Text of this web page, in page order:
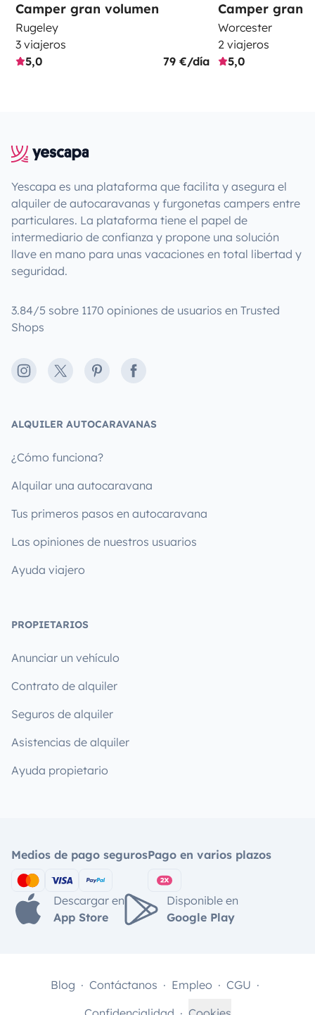
Camper gran volumen
Rugeley
3 viajeros
5,0
79 €/día
Camper gran
Worcester
2 viajeros
5,0
Yescapa es una plataforma que facilita y asegura el
alquiler de autocaravanas y furgonetas campers entre
particulares. La plataforma tiene el papel de
intermediario de confianza y propone una solución
llave en mano para unas vacaciones en total libertad y
seguridad.
3.84/5 sobre 1170 opiniones de usuarios en Trusted
Shops
Instagram
X PinterestFacebook
ALQUILER AUTOCARAVANAS
¿Cómo funciona?
Alquilar una autocaravana
Tus primeros pasos en autocaravana
Las opiniones de nuestros usuarios
Ayuda viajero
PROPIETARIOS
Anunciar un vehículo
Contrato de alquiler
Seguros de alquiler
Asistencias de alquiler
Ayuda propietario
Medios de pago segurosPago en varios plazos
Descargar en
App Store
Disponible en
Google Play
Blog Contáctanos Empleo
CGU